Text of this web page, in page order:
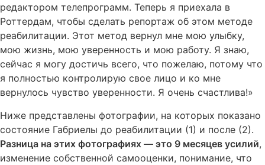
редактором телепрограмм. Теперь я приехала в
Роттердам, чтобы сделать репортаж об этом методе
реабилитации. Этот метод вернул мне мою улыбку,
мою жизнь, мою уверенность и мою работу. Я знаю,
сейчас я могу достичь всего, что пожелаю, потому что
я полностью контролирую свое лицо и ко мне
вернулось чувство уверенности. Я очень счастлива!»
Ниже представлены фотографии, на которых показано
состояние Габриелы до реабилитации (1) и после (2).
Разница на этих фотографиях — это 9 месяцев усилий,
изменение собственной самооценки, понимание, что